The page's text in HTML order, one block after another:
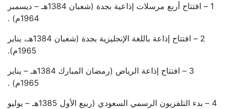
1 – افتتاح أربع مرسلات إذاعية بجدة (شعبان 1384هـ – ديسمبر
1964م) .
2 – افتتاح إذاعة باللغة الإنجليزية بجدة (شعبان 1384هـ، يناير
1965م).
3 – افتتاح إذاعة الرياض (رمضان المبارك 1384هـ – يناير
1965م) .
4 – بدء التلفزيون الرسمي السعودي (ربيع الأول 1385هـ – يوليو